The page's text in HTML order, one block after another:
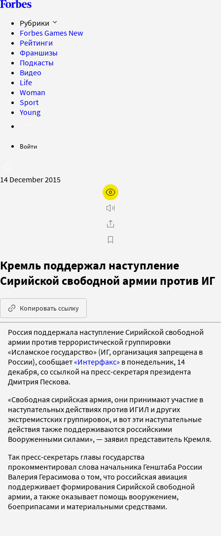
Рубрики
Forbes Games New
Рейтинги
Франшизы
Подкасты
Видео
Life
Woman
Sport
Young
Войти
14 December 2015
Кремль поддержал наступление
Сирийской свободной армии против ИГ
Копировать ссылку
Россия поддержала наступление Сирийской свободной
армии против террористической группировки
«Исламское государство» (ИГ, организация запрещена в
России), сообщает«Интерфакс» в понедельник, 14
декабря, со ссылкой на пресс-секретаря президента
Дмитрия Пескова.
«Свободная сирийская армия, они принимают участие в
наступательных действиях против ИГИЛ и других
экстремистских группировок, и вот эти наступательные
действия также поддерживаются российскими
Вооруженными силами», — заявил представитель Кремля.
Так пресс-секретарь главы государства
прокомментировал слова начальника Генштаба России
Валерия Герасимова о том, что российская авиация
поддерживает формирования Сирийской свободной
армии, а также оказывает помощь вооружением,
боеприпасами и материальными средствами.